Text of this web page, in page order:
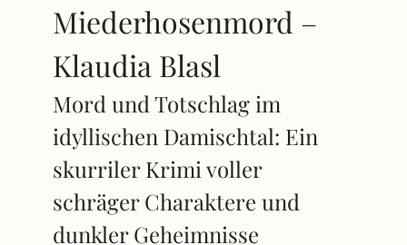
Miederhosenmord –
Klaudia Blasl
Mord und Totschlag im
idyllischen Damischtal: Ein
skurriler Krimi voller
schräger Charaktere und
dunkler Geheimnisse